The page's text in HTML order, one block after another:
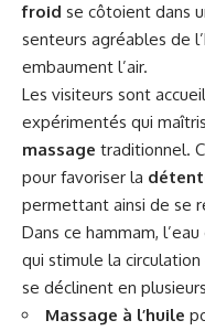
froid se côtoient dans
senteurs agréables de
embaument l’air.
Les visiteurs sont
expérimentés qui
massage traditionnel.
pour favoriser la
permettant ainsi de se
Dans ce hammam,
qui stimule la
se déclinent en
Massage à l’huile